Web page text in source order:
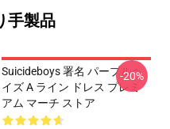
手製品
Suicideboys 署名 パープルヘ
イズ A ライン ドレス プレミ
アム マーチ ストア
-20%